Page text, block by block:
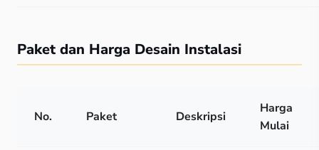
Paket dan Harga Desain Instalasi
No. Paket Deskripsi
Harga
Mulai